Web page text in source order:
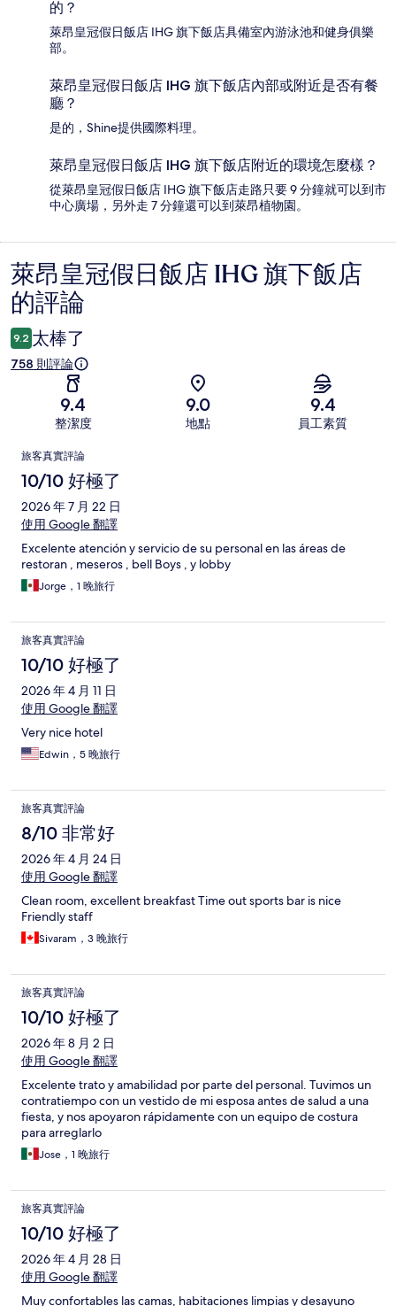
的？
萊昂皇冠假日飯店 IHG 旗下飯店具備室內游泳池和健身俱樂
部。
萊昂皇冠假日飯店 IHG 旗下飯店內部或附近是否有餐
廳？
是的，Shine提供國際料理。
萊昂皇冠假日飯店 IHG 旗下飯店附近的環境怎麼樣？
從萊昂皇冠假日飯店 IHG 旗下飯店走路只要 9 分鐘就可以到市
中心廣場，另外走 7 分鐘還可以到萊昂植物園。
評
論
萊昂皇冠假日飯店 IHG 旗下飯店
的評論
9.2 太棒了
758 則評論
9.4
整潔度
9.0
地點
9.4
員工素質
評
論
旅客真實評論
10/10 好極了
2026 年 7 月 22 日
使用 Google 翻譯
Excelente atención y servicio de su personal en las áreas de
restoran , meseros , bell Boys , y lobby
Jorge，1 晚旅行
旅客真實評論
10/10 好極了
2026 年 4 月 11 日
使用 Google 翻譯
Very nice hotel
Edwin，5 晚旅行
旅客真實評論
8/10 非常好
2026 年 4 月 24 日
使用 Google 翻譯
Clean room, excellent breakfast Time out sports bar is nice
Friendly staff
Sivaram，3 晚旅行
旅客真實評論
10/10 好極了
2026 年 8 月 2 日
使用 Google 翻譯
Excelente trato y amabilidad por parte del personal. Tuvimos un
contratiempo con un vestido de mi esposa antes de salud a una
fiesta, y nos apoyaron rápidamente con un equipo de costura
para arreglarlo
Jose，1 晚旅行
旅客真實評論
10/10 好極了
2026 年 4 月 28 日
使用 Google 翻譯
Muy confortables las camas, habitaciones limpias y desayuno